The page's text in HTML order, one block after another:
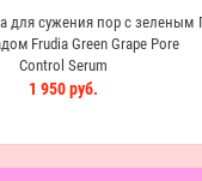
для сужения пор с зеленым
Frudia Green Grape Pore
Control Serum
1 950 руб.